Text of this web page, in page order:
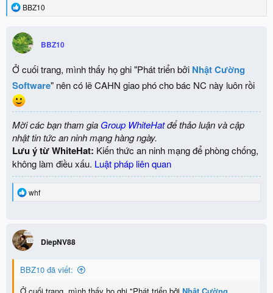
R
e
c
t
i
n
s
:
BBZ10
BBZ10
Ở cuối trang, mình thấy họ ghi "Phát triển bởi Nhật Cường
Software" nên có lẽ CAHN giao phó cho bác NC này luôn rồi
Mời các bạn tham gia Group WhiteHatđể thảo luận và cập
nhật tin tức an ninh mạng hàng ngày.
Lưu ý từ WhiteHat: Kiến thức an ninh mạng để phòng chống,
không làm điều xấu. Luật pháp liên quan
R
t
i
o
n
s
whf
DiepNV88
BBZ10 đã viết: